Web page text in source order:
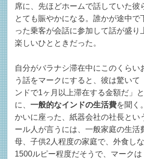
席に、先ほどホームで話していた彼
とても賑やかになる。誰かが途中で
った乗客が会話に参加して話が盛り
楽しいひとときだった。
自分がバラナシ滞在中にこのくらい
う話をマークにすると、彼は驚いて
ンドで1ヶ月以上滞在する金額だ」
に、 一般的なインドの生活費を聞く
かいに座った、紙器会社の社長とい
ール人が言うには、一般家庭の生活
母、子供2人程度の家庭で、外食し
1500ルピー程度だそうで、マーク